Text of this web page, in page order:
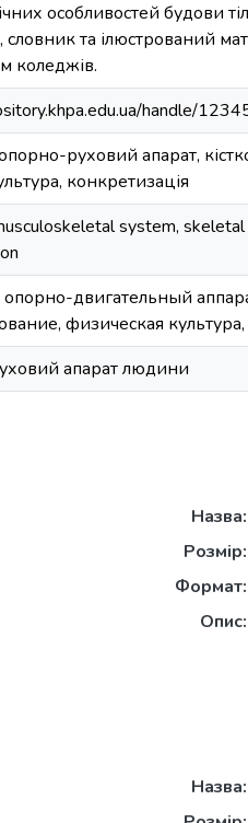
особливостей будови
словник та ілюстрований
коледжів.
handle/
руховий апарат,
конкретизація
system,
двигательный
физическая
апарат людини
Назва:
Розмір:
Формат:
Опис:
Назва: